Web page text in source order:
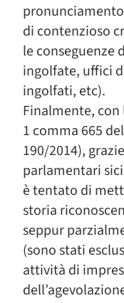
di contenzioso
le conseguenze
ingolfate, uffici
ingolfati, etc).
Finalmente, con
1 comma 665
190/2014),
parlamentari
è tentato di
storia
seppur
(sono stati
attività di